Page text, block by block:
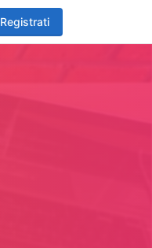
Registrati